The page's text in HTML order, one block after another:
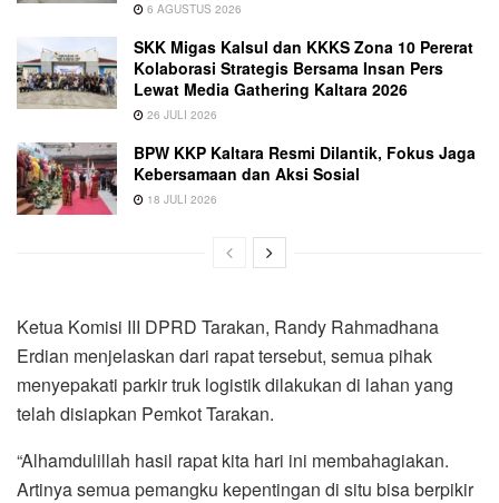
6 AGUSTUS 2026
SKK Migas Kalsul dan KKKS Zona 10 Pererat
Kolaborasi Strategis Bersama Insan Pers
Lewat Media Gathering Kaltara 2026
26 JULI 2026
BPW KKP Kaltara Resmi Dilantik, Fokus Jaga
Kebersamaan dan Aksi Sosial
18 JULI 2026
Ketua Komisi III DPRD Tarakan, Randy Rahmadhana
Erdian menjelaskan dari rapat tersebut, semua pihak
menyepakati parkir truk logistik dilakukan di lahan yang
telah disiapkan Pemkot Tarakan.
“Alhamdulillah hasil rapat kita hari ini membahagiakan.
Artinya semua pemangku kepentingan di situ bisa berpikir